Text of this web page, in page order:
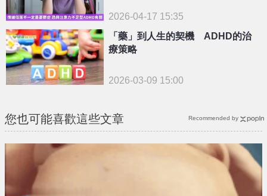
2026-04-17 15:35
「藥」到人生的契機 ADHD的治
療策略
2026-03-09 15:00
您也可能喜歡這些文章 Recommended by